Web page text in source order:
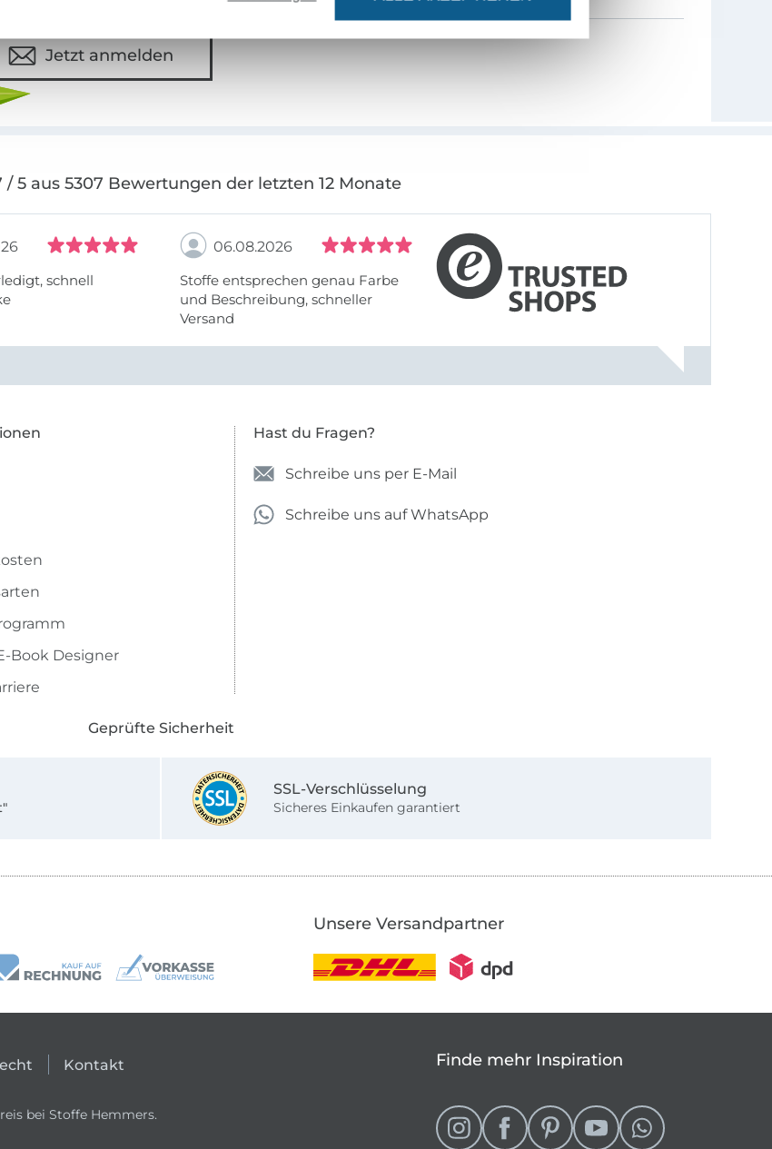
Jetzt anmelden
/ 5 aus 5307 Bewertungen der letzten 12 Monate
schnell
06.08.2026
Stoffe entsprechen genau Farbe
und Beschreibung, schneller
Versand
Book Designer
Hast du Fragen?
Schreibe uns per E-Mail
Schreibe uns auf WhatsApp
Geprüfte Sicherheit
SSL-Verschlüsselung
Sicheres Einkaufen garantiert
Unsere Versandpartner
Kontakt
bei Stoffe Hemmers.
Finde mehr Inspiration